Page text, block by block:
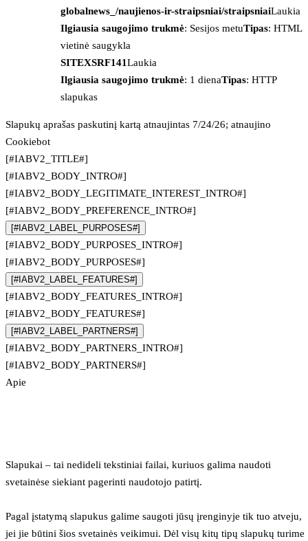
globalnews_/naujienos-ir-straipsniai/straipsniaiLaukia
Ilgiausia saugojimo trukmė: Sesijos metuTipas: HTML
vietinė saugykla
SITEXSRF141Laukia
Ilgiausia saugojimo trukmė: 1 dienaTipas: HTTP
slapukas
Slapukų aprašas paskutinį kartą atnaujintas 7/24/26; atnaujino
Cookiebot
[#IABV2_TITLE#]
[#IABV2_BODY_INTRO#]
[#IABV2_BODY_LEGITIMATE_INTEREST_INTRO#]
[#IABV2_BODY_PREFERENCE_INTRO#]
[#IABV2_LABEL_PURPOSES#]
[#IABV2_BODY_PURPOSES_INTRO#]
[#IABV2_BODY_PURPOSES#]
[#IABV2_LABEL_FEATURES#]
[#IABV2_BODY_FEATURES_INTRO#]
[#IABV2_BODY_FEATURES#]
[#IABV2_LABEL_PARTNERS#]
[#IABV2_BODY_PARTNERS_INTRO#]
[#IABV2_BODY_PARTNERS#]
Apie
Slapukai – tai nedideli tekstiniai failai, kuriuos galima naudoti
svetainėse siekiant pagerinti naudotojo patirtį.
Pagal įstatymą slapukus galime saugoti jūsų įrenginyje tik tuo atveju,
jei jie būtini šios svetainės veikimui. Dėl visų kitų tipų slapukų turime